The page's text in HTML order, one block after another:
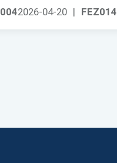
FEZ014
2026-04-20 |